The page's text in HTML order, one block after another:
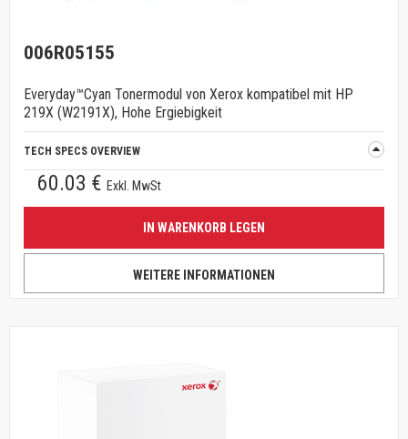
006R05155
Everyday™Cyan Tonermodul von Xerox kompatibel mit HP
219X (W2191X), Hohe Ergiebigkeit
TECH SPECS OVERVIEW
60.03 € Exkl. MwSt
IN WARENKORB LEGEN
WEITERE INFORMATIONEN